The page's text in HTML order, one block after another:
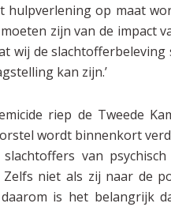
hulpverlening op maat
zijn van de impact
wij de
kan zijn.’
riep de Tweede
wordt binnenkort
van
niet als zij naar de
is het belangrijk